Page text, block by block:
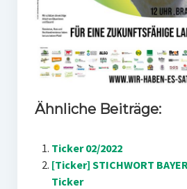
Ähnliche Beiträge:
Ticker 02/2022
[Ticker] STICHWORT
Ticker